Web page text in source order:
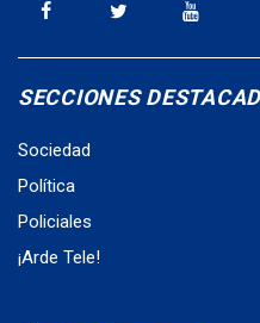
SECCIONES
Sociedad
Política
Policiales
¡Arde Tele!